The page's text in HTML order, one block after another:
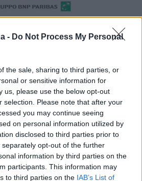
- Do Not Process My Personal
the sale, sharing to third parties, or
or sensitive information for
us, please use the below opt-out
selection. Please note that after your
you may continue seeing
on personal information utilized by
disclosed to third parties prior to
opt-out of the further
information by third parties on the
participants. This information may
to third parties on the IAB’s List of
reviews